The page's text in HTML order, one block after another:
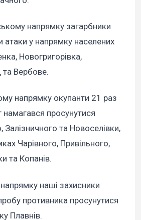
напрямку загарбники
атаки у напрямку населених
Новогригорівка,
Вербове.
напрямку окупанти 21 раз
намагався просунутися
Залізничного та Новоселівки,
Чарівного, Привільного,
та Копанів.
наші захисники
противника просунутися
Плавнів.